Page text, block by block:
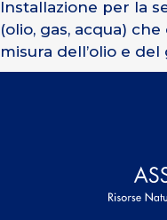
Installazione per la
(olio, gas, acqua)
misura dell’olio e del